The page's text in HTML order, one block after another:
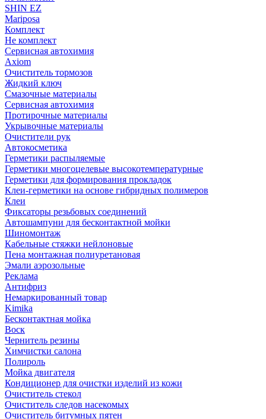
SHIN EZ
Mariposa
Комплект
Не комплект
Сервисная автохимия
Axiom
Очиститель тормозов
Жидкий ключ
Смазочные материалы
Сервисная автохимия
Протирочные материалы
Укрывочные материалы
Очистители рук
Автокосметика
Герметики распыляемые
Герметики многоцелевые высокотемпературные
Герметики для формирования прокладок
Клеи-герметики на основе гибридных полимеров
Клеи
Фиксаторы резьбовых соединений
Автошампуни для бесконтактной мойки
Шиномонтаж
Кабельные стяжки нейлоновые
Пена монтажная полиуретановая
Эмали аэрозольные
Реклама
Антифриз
Немаркированный товар
Kimika
Бесконтактная мойка
Воск
Чернитель резины
Химчистки салона
Полироль
Мойка двигателя
Кондиционер для очистки изделий из кожи
Очиститель стекол
Очиститель следов насекомых
Очиститель битумных пятен